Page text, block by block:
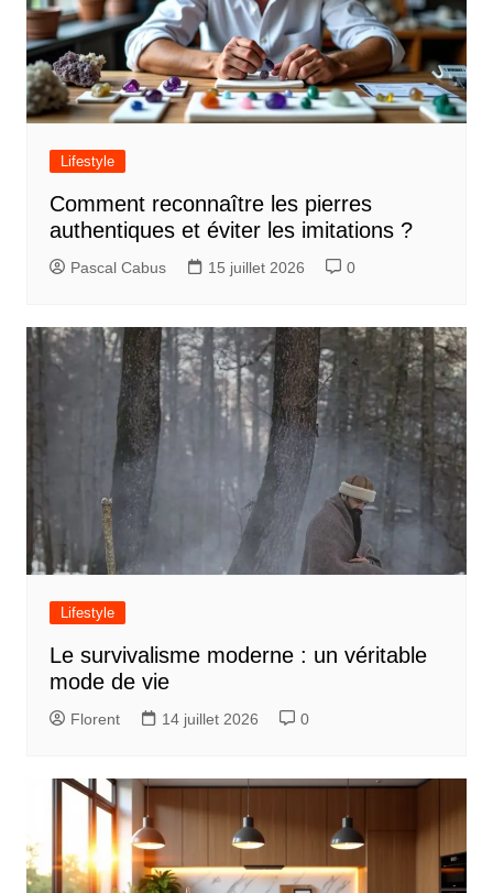
e
Lifestyle
Comment reconnaître les pierres
authentiques et éviter les imitations ?
Pascal Cabus 15 juillet 2026 0
Lifestyle
Le survivalisme moderne : un véritable
mode de vie
Florent 14 juillet 2026 0